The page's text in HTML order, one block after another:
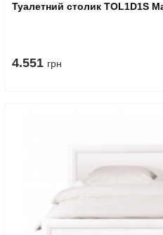
Туалетний столик TOL1D1S
4.551 грн